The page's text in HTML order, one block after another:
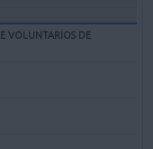
VOLUNTARIOS DE